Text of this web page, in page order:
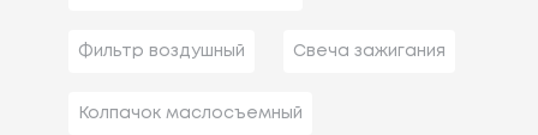
Фильтр воздушный Свеча зажигания
Колпачок маслосъемный